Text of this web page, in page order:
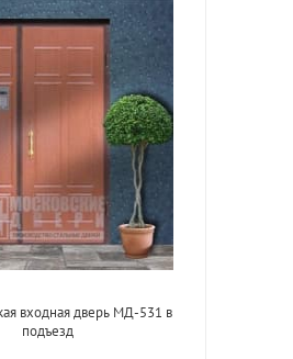
входная дверь МД-531 в
подъезд